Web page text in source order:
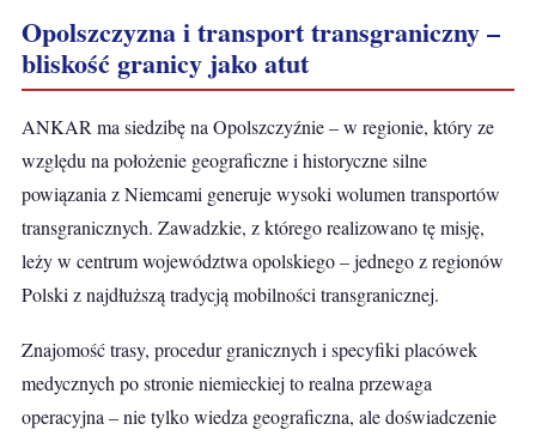
Opolszczyzna i transport transgraniczny –
bliskość granicy jako atut
ANKAR ma siedzibę na Opolszczyźnie – w regionie, który ze
względu na położenie geograficzne i historyczne silne
powiązania z Niemcami generuje wysoki wolumen transportów
transgranicznych. Zawadzkie, z którego realizowano tę misję,
leży w centrum województwa opolskiego – jednego z regionów
Polski z najdłuższą tradycją mobilności transgranicznej.
Znajomość trasy, procedur granicznych i specyfiki placówek
medycznych po stronie niemieckiej to realna przewaga
operacyjna – nie tylko wiedza geograficzna, ale doświadczenie